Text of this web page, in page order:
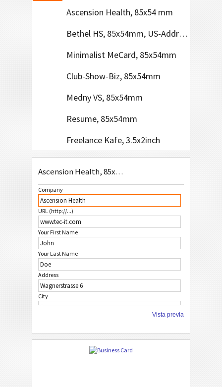
Ascension Health, 85x54 mm
Bethel HS, 85x54mm, US-Address Format
Minimalist MeCard, 85x54mm
Club-Show-Biz, 85x54mm
Medny VS, 85x54mm
Resume, 85x54mm
Freelance Kafe, 3.5x2inch
Ascension Health, 85x54 mm
Company
URL (http://...)
Your First Name
Your Last Name
Address
City
Country
Vista previa